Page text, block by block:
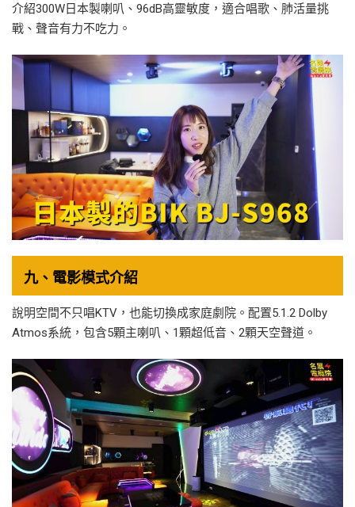
介紹300W日本製喇叭、96dB高靈敏度，適合唱歌、肺活量挑
戰、聲音有力不吃力。
九、電影模式介紹
說明空間不只唱KTV，也能切換成家庭劇院。配置5.1.2 Dolby
Atmos系統，包含5顆主喇叭、1顆超低音、2顆天空聲道。